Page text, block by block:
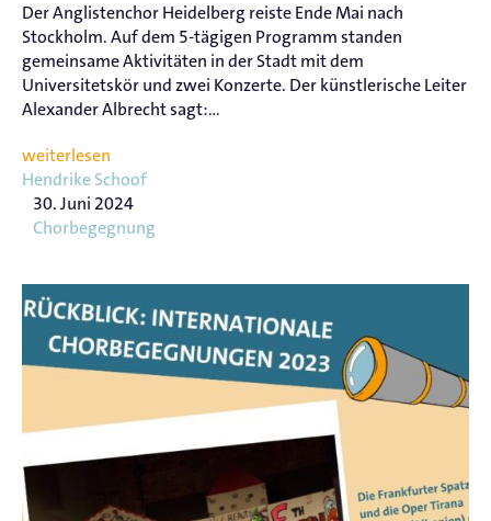
Der Anglistenchor Heidelberg reiste Ende Mai nach
Stockholm. Auf dem 5-tägigen Programm standen
gemeinsame Aktivitäten in der Stadt mit dem
Universitetskör und zwei Konzerte. Der künstlerische Leiter
Alexander Albrecht sagt:...
weiterlesen
Hendrike Schoof
30. Juni 2024
Chorbegegnung